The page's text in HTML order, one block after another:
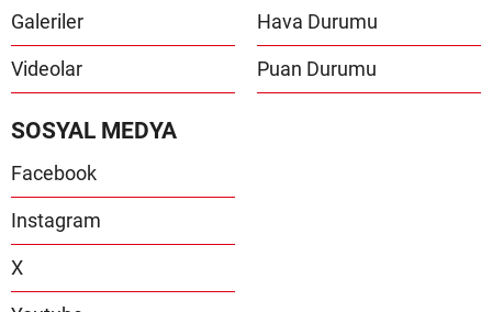
Galeriler
Videolar
Hava Durumu
Puan Durumu
SOSYAL MEDYA
Facebook
Instagram
X